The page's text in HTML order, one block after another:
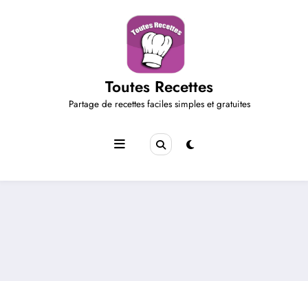
Toutes Recettes
Partage de recettes faciles simples et gratuites